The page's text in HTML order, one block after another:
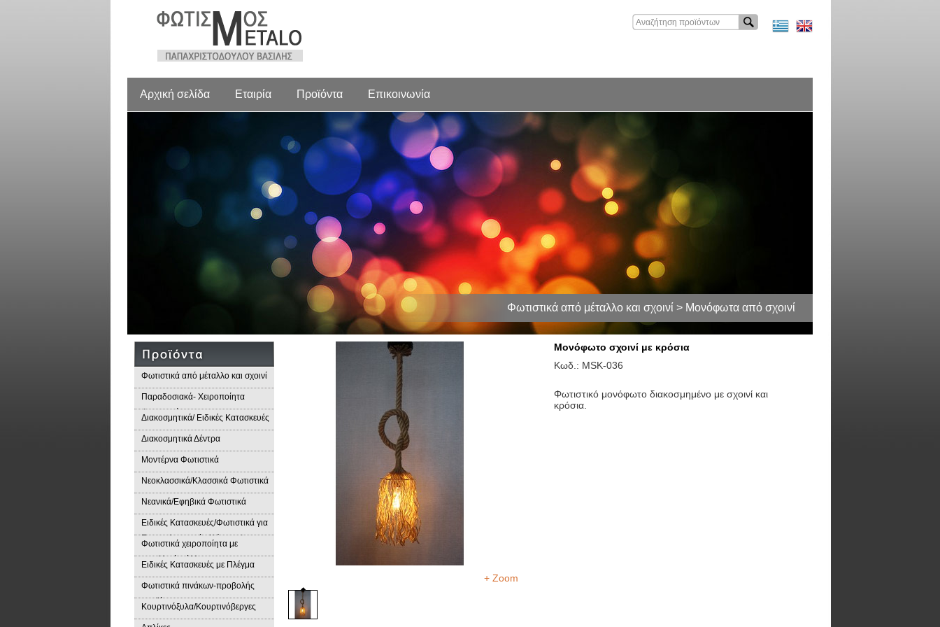
Αρχική σελίδα Εταιρία Προϊόντα Επικοινωνία
Φωτιστικά από μέταλλο και σχοινί > Μονόφωτα από σχοινί
Φωτιστικά από μέταλλο και σχοινί
Παραδοσιακά- Χειροποίητα
Φωτιστικά
Διακοσμητικά/ Ειδικές Κατασκευές
Διακοσμητικά Δέντρα
Μοντέρνα Φωτιστικά
Νεοκλασσικά/Κλασσικά Φωτιστικά
Νεανικά/Εφηβικά Φωτιστικά
Ειδικές Κατασκευές/Φωτιστικά για
Επαγγελματικούς Χώρους/
Παραδοσιακά Φωτιστικά
Φωτιστικά χειροποίητα με
μεταλλικά φύλλα
Ειδικές Κατασκευές με Πλέγμα
Φωτιστικά πινάκων-προβολής
προϊόντων
Κουρτινόξυλα/Κουρτινόβεργες
+ Zoom
Μονόφωτο σχοινί με κρόσια
Κωδ.: MSK-036
Φωτιστικό μονόφωτο διακοσμημένο με σχοινί και
κρόσια.